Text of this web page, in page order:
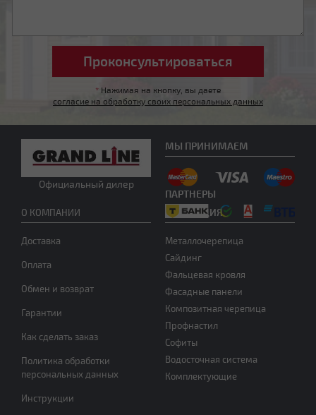
* Нажимая на кнопку, вы даете
согласие на обработку своих персональных данных
Официальный дилер
О КОМПАНИИ
Доставка
Оплата
Обмен и возврат
Гарантии
Как сделать заказ
Политика обработки
персональных данных
Инструкции
ПРОДУКЦИЯ
Металлочерепица
Сайдинг
Фальцевая кровля
Фасадные панели
Композитная черепица
Профнастил
Софиты
Водосточная система
Комплектующие
МЫ ПРИНИМАЕМ
ПАРТНЕРЫ
Другой тип крыши
Нужна консультация